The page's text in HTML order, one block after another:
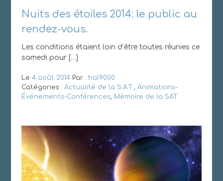
Nuits des étoiles 2014: le public au
rendez-vous.
Les conditions étaient loin d’être toutes réunies ce
samedi pour […]
Le 4 août 2014Par : hal9000
Catégories : Actualité de la S.A.T., Animations-
Événements-Conférences, Mémoire de la SAT